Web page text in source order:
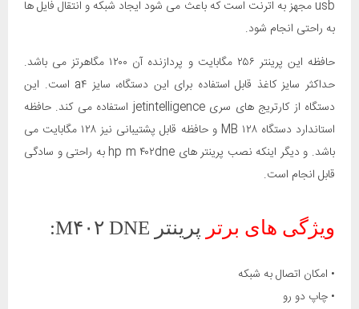
usb مجهز به اترنت است که باعث می شود ایجاد شبکه و انتقال فایل ها
به راحتی انجام شود.
حافظه این پرینتر ۲۵۶ مگابایت و پردازنده آن ۱۲۰۰ مگاهرتز می باشد.
حداکثر سایز کاغذ قابل استفاده برای این دستگاه، سایز a۴ است. این
دستگاه از کارتریج های سری jetintelligence استفاده می کند. حافظه
استاندارد دستگاه ۱۲۸ MB و حافظه قابل پشتیبانی نیز ۱۲۸ مگابایت می
باشد. و دیگر اینکه نصب پرینتر های hp m ۴۰۲dne به راحتی و سادگی
قابل انجام است.
ویژگی های برتر پرینتر M۴۰۲ DNE:
• امکان اتصال به شبکه
• چاپ دو رو